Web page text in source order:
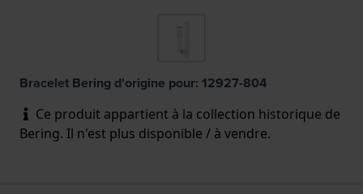
Bracelet Bering d'origine pour: 12927-804
Ce produit appartient à la collection historique de
Bering. Il n'est plus disponible / à vendre.